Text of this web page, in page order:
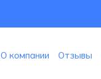
О компании Отзывы